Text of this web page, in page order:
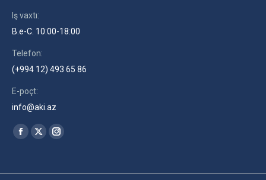
Iş vaxtı:
B.e-C. 10:00-18:00
Telefon:
(+994 12) 493 65 86
E-poçt:
info@aki.az
Find us on:
Facebook
X
Instagram